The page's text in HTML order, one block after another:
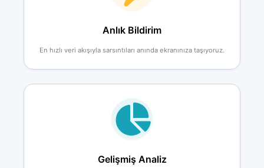
Anlık Bildirim
En hızlı veri akışıyla sarsıntıları anında ekranınıza taşıyoruz.
Gelişmiş Analiz